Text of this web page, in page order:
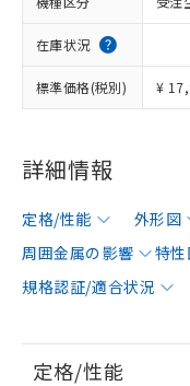
在庫状況
標準価格(税別) ¥
詳細情報
定格/性能 外形図
周囲金属の影響
特
規格認証/適合状況
定格/性能